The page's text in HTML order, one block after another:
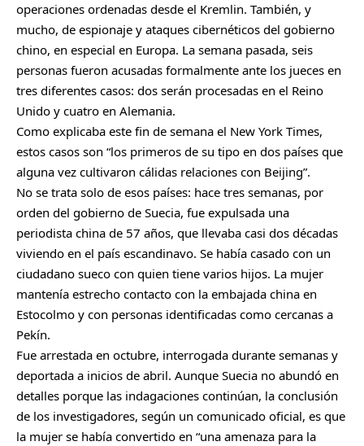
operaciones ordenadas desde el Kremlin. También, y
mucho, de espionaje y ataques cibernéticos del gobierno
chino, en especial en Europa. La semana pasada, seis
personas fueron acusadas formalmente ante los jueces en
tres diferentes casos: dos serán procesadas en el Reino
Unido y cuatro en Alemania.
Como explicaba este fin de semana el New York Times,
estos casos son “los primeros de su tipo en dos países que
alguna vez cultivaron cálidas relaciones con Beijing”.
No se trata solo de esos países: hace tres semanas, por
orden del gobierno de Suecia, fue expulsada una
periodista china de 57 años, que llevaba casi dos décadas
viviendo en el país escandinavo. Se había casado con un
ciudadano sueco con quien tiene varios hijos. La mujer
mantenía estrecho contacto con la embajada china en
Estocolmo y con personas identificadas como cercanas a
Pekín.
Fue arrestada en octubre, interrogada durante semanas y
deportada a inicios de abril. Aunque Suecia no abundó en
detalles porque las indagaciones continúan, la conclusión
de los investigadores, según un comunicado oficial, es que
la mujer se había convertido en “una amenaza para la